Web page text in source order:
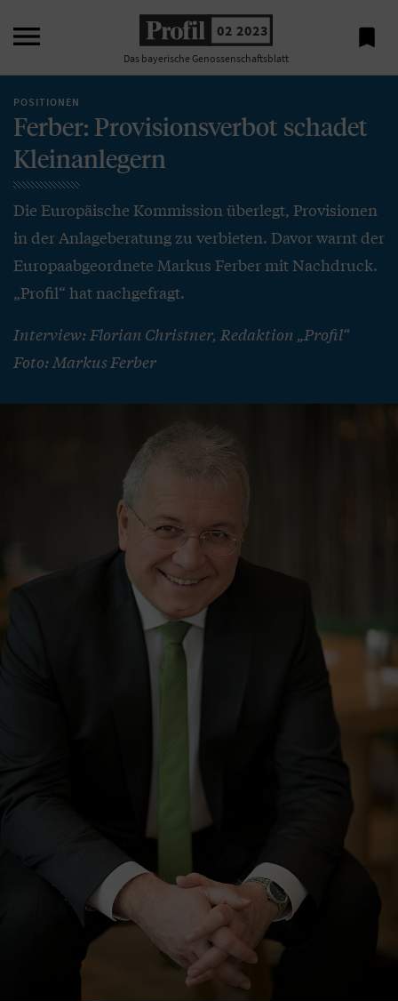
 02 2023
Das bayerische Genossenschaftsblatt

POSITIONEN
Ferber: Provisionsverbot schadet
Kleinanlegern
Die Europäische Kommission überlegt, Provisionen
in der Anlageberatung zu verbieten. Davor warnt der
Europaabgeordnete Markus Ferber mit Nachdruck.
„Profil“ hat nachgefragt.
Interview: Florian Christner, Redaktion „Profil“
Foto: Markus Ferber